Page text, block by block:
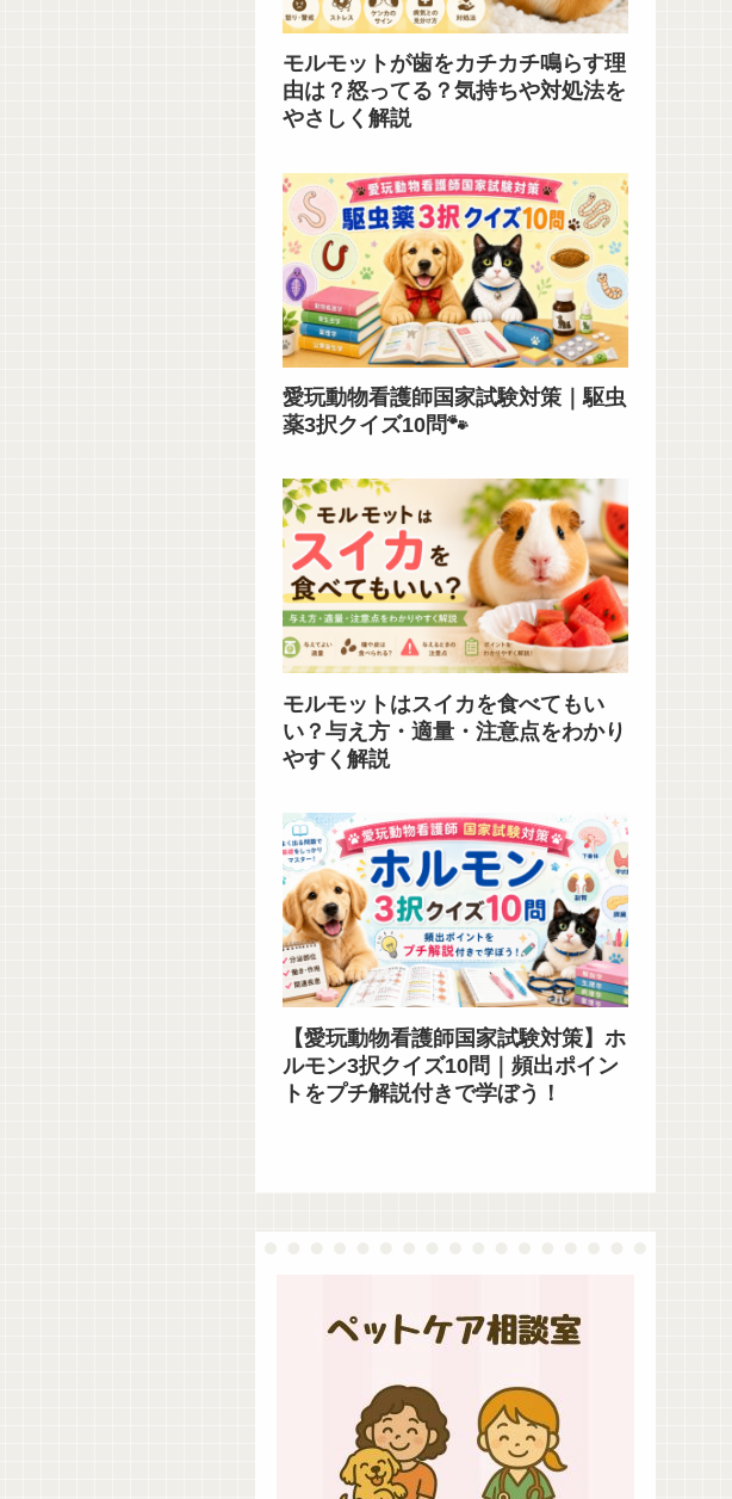
モルモットが歯をカチカチ鳴らす理
由は？怒ってる？気持ちや対処法を
やさしく解説
愛玩動物看護師国家試験対策｜駆虫
薬3択クイズ10問🐾
モルモットはスイカを食べてもい
い？与え方・適量・注意点をわかり
やすく解説
【愛玩動物看護師国家試験対策】ホ
ルモン3択クイズ10問｜頻出ポイン
トをプチ解説付きで学ぼう！